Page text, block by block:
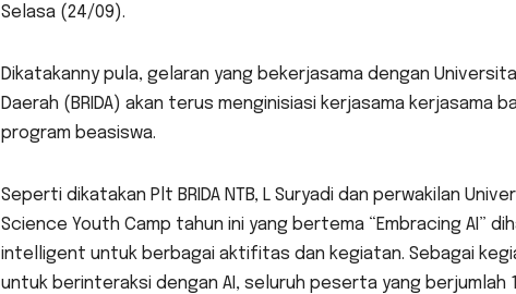
Selasa (24/09).
Dikatakanny pula, gelaran yang bekerjasama dengan
Daerah (BRIDA) akan terus menginisiasi kerjasama kerjasama
program beasiswa.
Seperti dikatakan Plt BRIDA NTB, L Suryadi dan perwakilan
Science Youth Camp tahun ini yang bertema “Embracing AI”
intelligent untuk berbagai aktifitas dan kegiatan. Sebagai
untuk berinteraksi dengan AI, seluruh peserta yang berjumlah